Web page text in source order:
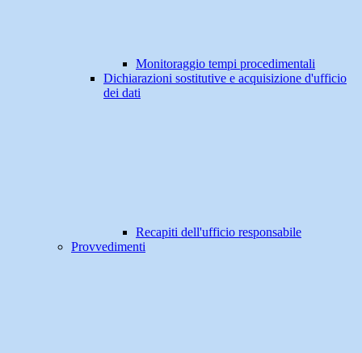
Monitoraggio tempi procedimentali
Dichiarazioni sostitutive e acquisizione d'ufficio
dei dati
Recapiti dell'ufficio responsabile
Provvedimenti